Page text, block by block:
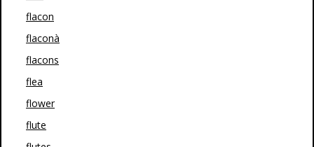
flacon
flaconà
flacons
flea
flower
flute